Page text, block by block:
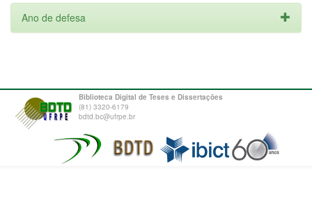
Ano de defesa
Biblioteca Digital de Teses e Dissertações
(81) 3320-6179
bdtd.bc@ufrpe.br